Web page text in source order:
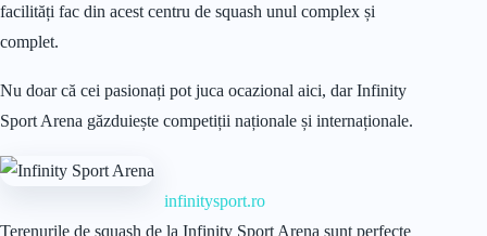
facilități fac din acest centru de squash unul complex și
complet.
Nu doar că cei pasionați pot juca ocazional aici, dar Infinity
Sport Arena găzduiește competiții naționale și internaționale.
infinitysport.ro
Terenurile de squash de la Infinity Sport Arena sunt perfecte